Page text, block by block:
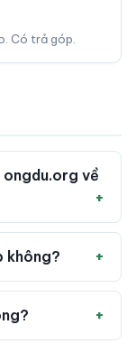
Có trả góp.
ongdu.org về
không?